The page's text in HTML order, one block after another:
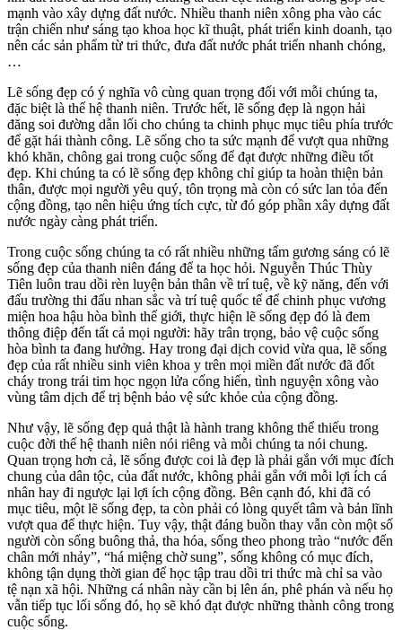
mạnh vào xây dựng đất nước. Nhiều thanh niên xông pha vào các
trận chiến như sáng tạo khoa học kĩ thuật, phát triển kinh doanh, tạo
nên các sản phẩm từ tri thức, đưa đất nước phát triển nhanh chóng,
…
Lẽ sống đẹp có ý nghĩa vô cùng quan trọng đối với mỗi chúng ta,
đặc biệt là thế hệ thanh niên. Trước hết, lẽ sống đẹp là ngọn hải
đăng soi đường dẫn lối cho chúng ta chinh phục mục tiêu phía trước
để gặt hái thành công. Lẽ sống cho ta sức mạnh để vượt qua những
khó khăn, chông gai trong cuộc sống để đạt được những điều tốt
đẹp. Khi chúng ta có lẽ sống đẹp không chỉ giúp ta hoàn thiện bản
thân, được mọi người yêu quý, tôn trọng mà còn có sức lan tỏa đến
cộng đồng, tạo nên hiệu ứng tích cực, từ đó góp phần xây dựng đất
nước ngày càng phát triển.
Trong cuộc sống chúng ta có rất nhiều những tấm gương sáng có lẽ
sống đẹp của thanh niên đáng để ta học hỏi. Nguyễn Thúc Thùy
Tiên luôn trau dồi rèn luyện bản thân về trí tuệ, về kỹ năng, đến với
đấu trường thi đấu nhan sắc và trí tuệ quốc tế để chinh phục vương
miện hoa hậu hòa bình thế giới, thực hiện lẽ sống đẹp đó là đem
thông điệp đến tất cả mọi người: hãy trân trọng, bảo vệ cuộc sống
hòa bình ta đang hưởng. Hay trong đại dịch covid vừa qua, lẽ sống
đẹp của rất nhiều sinh viên khoa y trên mọi miền đất nước đã đốt
cháy trong trái tim học ngọn lửa cống hiến, tình nguyện xông vào
vùng tâm dịch để trị bệnh bảo vệ sức khỏe của cộng đồng.
Như vậy, lẽ sống đẹp quả thật là hành trang không thể thiếu trong
cuộc đời thế hệ thanh niên nói riêng và mỗi chúng ta nói chung.
Quan trọng hơn cả, lẽ sống được coi là đẹp là phải gắn với mục đích
chung của dân tộc, của đất nước, không phải gắn với mỗi lợi ích cá
nhân hay đi ngược lại lợi ích cộng đồng. Bên cạnh đó, khi đã có
mục tiêu, một lẽ sống đẹp, ta còn phải có lòng quyết tâm và bản lĩnh
vượt qua để thực hiện. Tuy vậy, thật đáng buồn thay vẫn còn một số
người còn sống buông thả, tha hóa, sống theo phong trào “nước đến
chân mới nhảy”, “há miệng chờ sung”, sống không có mục đích,
không tận dụng thời gian để học tập trau dồi tri thức mà chỉ sa vào
tệ nạn xã hội. Những cá nhân này cần bị lên án, phê phán và nếu họ
vẫn tiếp tục lối sống đó, họ sẽ khó đạt được những thành công trong
cuộc sống.